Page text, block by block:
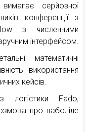
серйозної
конференції з
з численними
інтерфейсом.
математичні
використання
кейсів.
Fado,
про наболіле